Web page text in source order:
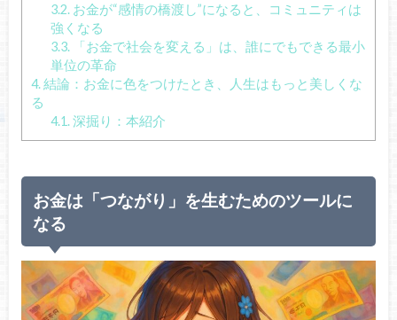
3.2.お金が“感情の橋渡し”になると、コミュニティは
強くなる
3.3.「お金で社会を変える」は、誰にでもできる最小
単位の革命
4.結論：お金に色をつけたとき、人生はもっと美しくな
る
4.1.深掘り：本紹介
お金は「つながり」を生むためのツールに
なる